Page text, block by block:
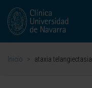
Inicio > ataxia telangiectasia